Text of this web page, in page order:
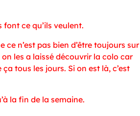
ce qu’ils veulent.
ce n’est pas bien d’être toujours sur
les a laissé découvrir la colo car
tous les jours. Si on est là, c’est
la fin de la semaine.